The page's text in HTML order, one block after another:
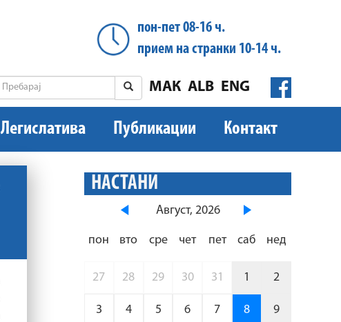
пон-пет 08-16 ч.
прием на странки 10-14 ч.
ENG
ALB
МАК
Легислатива Публикации Контакт
НАСТАНИ
Август, 2026
пон вто сре чет пет саб нед
27 28 29 30 31 1 2
3 4 5 6 7 8 9